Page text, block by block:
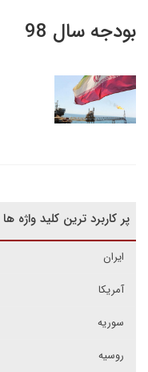
بودجه سال 98
پر کاربرد ترین کلید واژه ها
ایران
آمریکا
سوریه
روسیه